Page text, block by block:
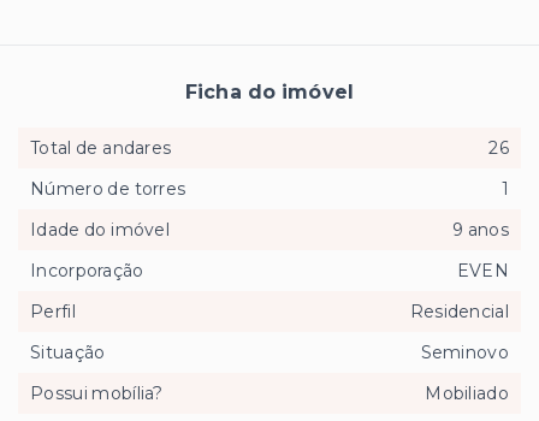
Ficha do imóvel
Total de andares
26
Número de torres
1
Idade do imóvel
9 anos
Incorporação
EVEN
Perfil
Residencial
Situação
Seminovo
Possui mobília?
Mobiliado